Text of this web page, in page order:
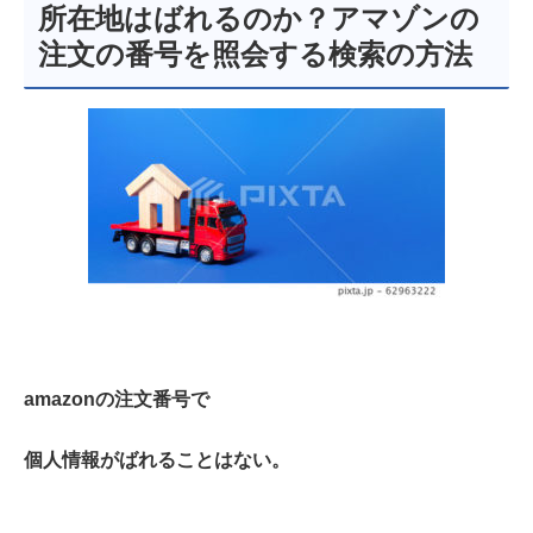
所在地はばれるのか？アマゾンの
注文の番号を照会する検索の方法
amazonの注文番号で
個人情報がばれることはない。